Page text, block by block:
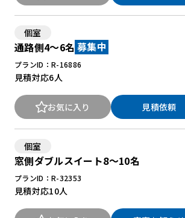
個室
通路側4～6名 募集中
プランID：R-16886
見積対応6人
お気に入り 見積依頼
個室
窓側ダブルスイート8～10名
プランID：R-32353
見積対応10人